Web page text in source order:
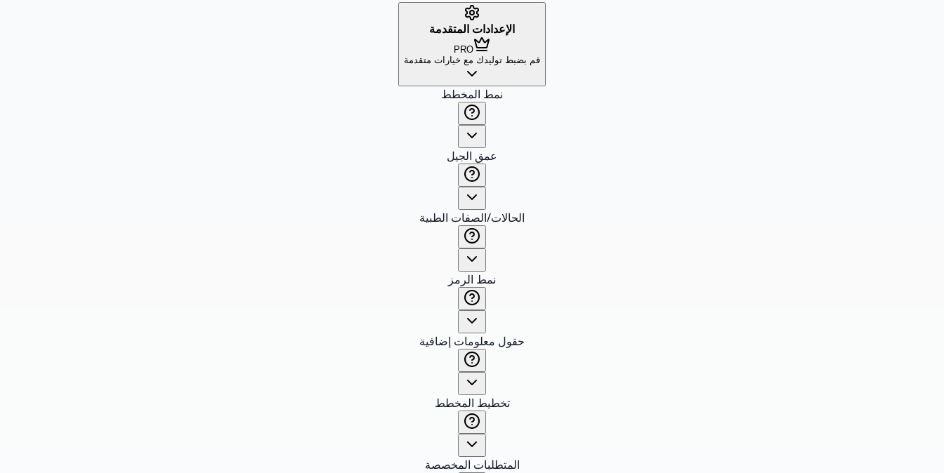
الإعدادات المتقدمة
PRO
قم بضبط توليدك مع خيارات متقدمة
نمط المخطط
عمق الجيل
الحالات/الصفات الطبية
نمط الرمز
حقول معلومات إضافية
تخطيط المخطط
المتطلبات المخصصة